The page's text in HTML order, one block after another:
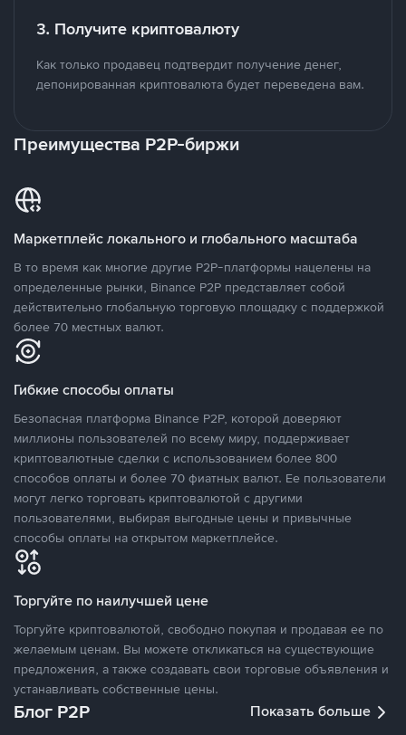
3. Получите криптовалюту
Как только продавец подтвердит получение денег,
депонированная криптовалюта будет переведена вам.
Преимущества P2P-биржи
Маркетплейс локального и глобального масштаба
В то время как многие другие P2P-платформы нацелены на
определенные рынки, Binance P2P представляет собой
действительно глобальную торговую площадку с поддержкой
более 70 местных валют.
Гибкие способы оплаты
Безопасная платформа Binance P2P, которой доверяют
миллионы пользователей по всему миру, поддерживает
криптовалютные сделки с использованием более 800
способов оплаты и более 70 фиатных валют. Ее пользователи
могут легко торговать криптовалютой с другими
пользователями, выбирая выгодные цены и привычные
способы оплаты на открытом маркетплейсе.
Торгуйте по наилучшей цене
Торгуйте криптовалютой, свободно покупая и продавая ее по
желаемым ценам. Вы можете откликаться на существующие
предложения, а также создавать свои торговые объявления и
устанавливать собственные цены.
Блог P2P Показать больше